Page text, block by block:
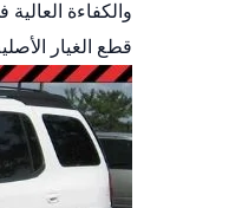
والكفاءة
قطع الغيار